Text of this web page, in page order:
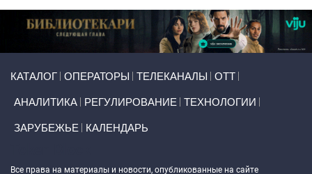
КАТАЛОГ ОПЕРАТОРЫ ТЕЛЕКАНАЛЫ ОТТ
АНАЛИТИКА РЕГУЛИРОВАНИЕ ТЕХНОЛОГИИ
ЗАРУБЕЖЬЕ КАЛЕНДАРЬ
Все права на материалы и новости, опубликованные на сайте